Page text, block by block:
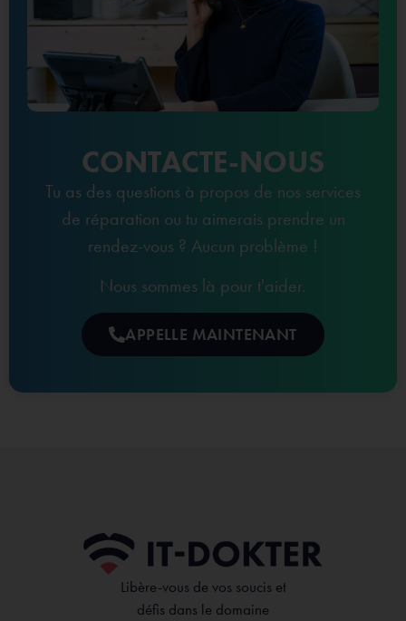
CONTACTE-NOUS
Tu as des questions à propos de nos services
de réparation ou tu aimerais prendre un
rendez-vous ? Aucun problème !
Nous sommes là pour t'aider.
APPELLE MAINTENANT
Libère-vous de vos soucis et
défis dans le domaine